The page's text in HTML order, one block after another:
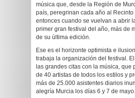
música que, desde la Región de
país, peregrinan cada año al Recinto
entonces cuando se vuelvan a abrir
primer gran festival del año, más de
de su última edición.
Ese es el horizonte optimista e
trabaja la organización del festival.
las grandes citas con la música, que
de 40 artistas de todos los estilos y
más de 25.000 asistentes diarios
alegría Murcia los días 6 y 7 de mayo.